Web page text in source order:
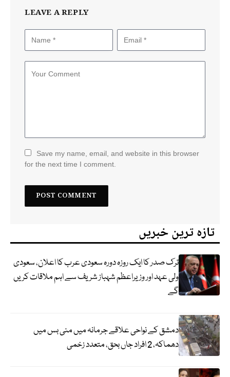
LEAVE A REPLY
Save my name, email, and website in this browser
for the next time I comment.
تازہ ترین خبریں
ترک صدر کا ایک روزہ دورہ سعودی عرب کا اعلان، سعودی
ولی عہد اور وزیراعظم شہباز شریف سے اہم ملاقات کریں
گے
دمشق کے نواحی علاقے جرمانہ میں منی بس میں
دھماکہ، 2 افراد جاں بحق، متعدد زخمی